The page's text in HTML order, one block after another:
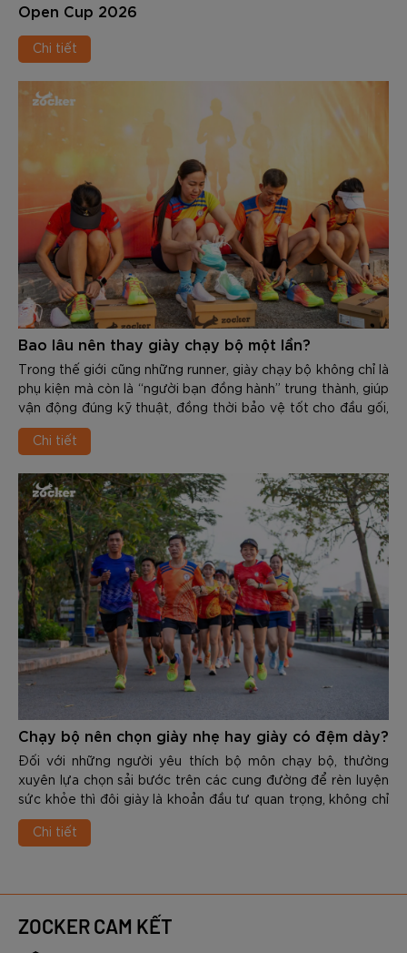
Open Cup 2026
Chi tiết
Bao lâu nên thay giày chạy bộ một lần?
Trong thế giới cũng những runner, giày chạy bộ không chỉ là
phụ kiện mà còn là “người bạn đồng hành” trung thành, giúp
vận động đúng kỹ thuật, đồng thời bảo vệ tốt cho đầu gối,
cổ chân, khớp hàng và cột sống. Tuy nhiên, mọi vật dùng
đều có độ bền và tuổi thọ nhất định. Việc sử dụng 1 đôi giày
nhân gây ra các chấn thương nghiêm trọng như: Viêm cân
gan chân, đau cẳng chân, viêm khớp…
Chi tiết
Chạy bộ nên chọn giày nhẹ hay giày có đệm dày?
Đối với những người yêu thích bộ môn chạy bộ, thường
xuyên lựa chọn sải bước trên các cung đường để rèn luyện
sức khỏe thì đôi giày là khoản đầu tư quan trọng, không chỉ
giúp cải thiện thành tích mà còn phòng tránh những chấn
thương dai dẳng. Đứng trước kệ giày của các thương hiệu,
Chi tiết
ZOCKER CAM KẾT